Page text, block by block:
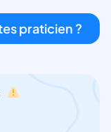
praticien ?